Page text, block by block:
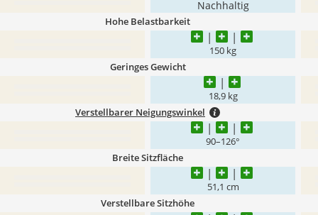
Nachhaltig
Hohe Belastbarkeit
150 kg
Geringes Gewicht
18,9 kg
Verstellbarer Neigungswinkel
90–126°
Breite Sitzfläche
51,1 cm
Verstellbare Sitzhöhe